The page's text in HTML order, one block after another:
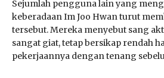
Sejumlah pengguna lain yang
keberadaan Im Joo Hwan turut
tersebut. Mereka menyebut sang
sangat giat, tetap bersikap rendah
pekerjaannya dengan tenang